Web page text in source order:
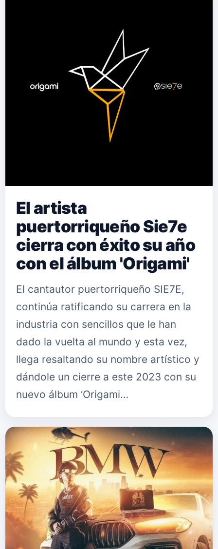
El artista
puertorriqueño Sie7e
cierra con éxito su año
con el álbum 'Origami'
El cantautor puertorriqueño SIE7E,
continúa ratificando su carrera en la
industria con sencillos que le han
dado la vuelta al mundo y esta vez,
llega resaltando su nombre artístico y
dándole un cierre a este 2023 con su
nuevo álbum ‘Origami…